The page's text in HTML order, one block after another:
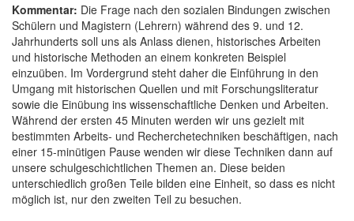
Kommentar: Die Frage nach den sozialen Bindungen zwischen
Schülern und Magistern (Lehrern) während des 9. und 12.
Jahrhunderts soll uns als Anlass dienen, historisches Arbeiten
und historische Methoden an einem konkreten Beispiel
einzuüben. Im Vordergrund steht daher die Einführung in den
Umgang mit historischen Quellen und mit Forschungsliteratur
sowie die Einübung ins wissenschaftliche Denken und Arbeiten.
Während der ersten 45 Minuten werden wir uns gezielt mit
bestimmten Arbeits- und Recherchetechniken beschäftigen, nach
einer 15-minütigen Pause wenden wir diese Techniken dann auf
unsere schulgeschichtlichen Themen an. Diese beiden
unterschiedlich großen Teile bilden eine Einheit, so dass es nicht
möglich ist, nur den zweiten Teil zu besuchen.